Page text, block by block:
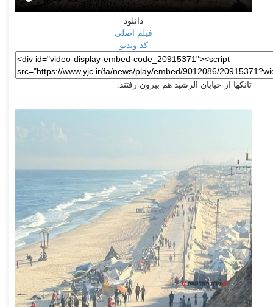
دانلود
فیلم اصلی
کد ویدیو
تانکها از خیابان الرشید هم بیرون رفتند.